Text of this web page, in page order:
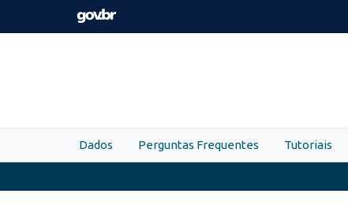
Skip to main content
Dados Perguntas Frequentes Tutoriais